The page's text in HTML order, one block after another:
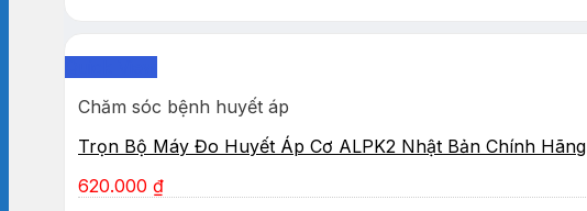
Chăm sóc bệnh huyết áp
Trọn Bộ Máy Đo Huyết Áp Cơ ALPK2 Nhật Bản Chính Hãng
620.000 ₫